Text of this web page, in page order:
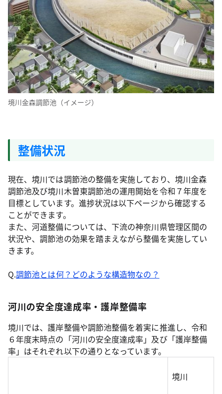
境川金森調節池（イメージ）
整備状況
現在、境川では調節池の整備を実施しており、境川金森
調節池及び境川木曽東調節池の運用開始を令和７年度を
目標としています。進捗状況は以下ページから確認する
ことができます。
また、河道整備については、下流の神奈川県管理区間の
状況や、調節池の効果を踏まえながら整備を実施してい
きます。
Q.調節池とは何？どのような構造物なの？
河川の安全度達成率・護岸整備率
境川では、護岸整備や調節池整備を着実に推進し、令和
６年度末時点の「河川の安全度達成率」及び「護岸整備
率」はそれぞれ以下の通りとなっています。
境川